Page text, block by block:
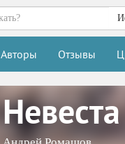
Авторы Отзывы
Невеста